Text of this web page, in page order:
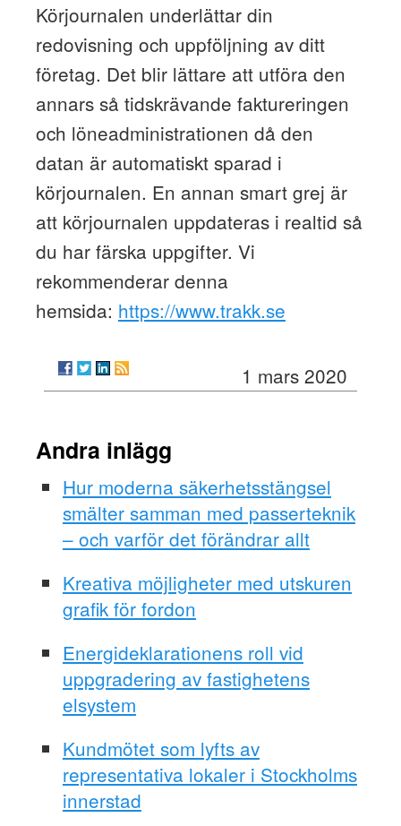
Körjournalen underlättar din
redovisning och uppföljning av ditt
företag. Det blir lättare att utföra den
annars så tidskrävande faktureringen
och löneadministrationen då den
datan är automatiskt sparad i
körjournalen. En annan smart grej är
att körjournalen uppdateras i realtid så
du har färska uppgifter. Vi
rekommenderar denna
hemsida: https://www.trakk.se
1 mars 2020
Andra inlägg
Hur moderna säkerhetsstängsel
smälter samman med passerteknik
– och varför det förändrar allt
Kreativa möjligheter med utskuren
grafik för fordon
Energideklarationens roll vid
uppgradering av fastighetens
elsystem
Kundmötet som lyfts av
representativa lokaler i Stockholms
innerstad